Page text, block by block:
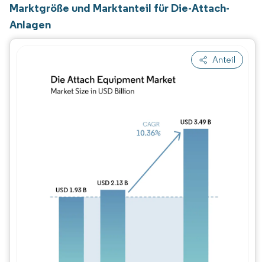
Marktgröße und Marktanteil für Die-Attach-
Anlagen
Anteil